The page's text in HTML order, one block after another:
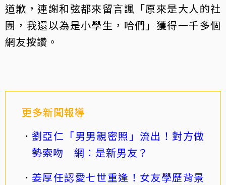
道歉，連謝和弦都來留言諷「原來是大人的社
團，我還以為是小學生，哈們」獲得一千多個
網友按讚。
更多新聞報導
劉亞仁「男男親密照」流出！對方做
勢索吻 網：是新男友？
姜厚任認愛七世重逢！女友學歷背景